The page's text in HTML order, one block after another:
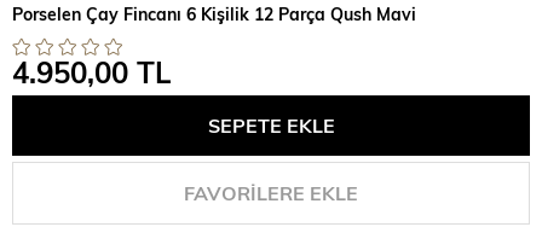
Porselen Çay Fincanı 6 Kişilik 12 Parça Qush Mavi
4.950,00 TL
FAVORILERE EKLE